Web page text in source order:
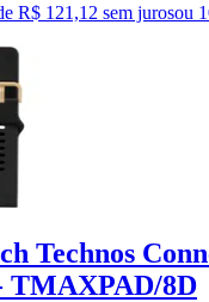
R$ 121,12 sem jurosou
Technos
TMAXPAD/8D